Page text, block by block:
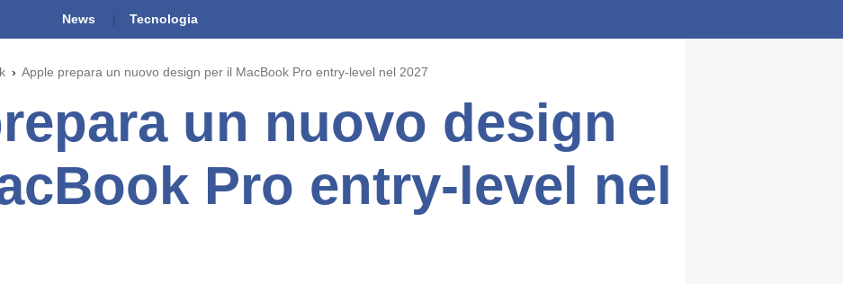
News Tecnologia
Apple prepara un nuovo design per il MacBook Pro entry-level nel 2027
un nuovo design
Pro entry-level nel